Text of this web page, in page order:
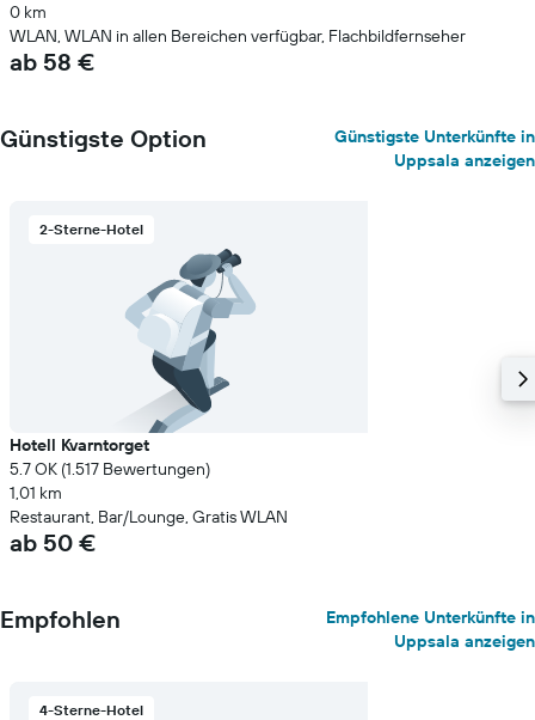
0 km
WLAN, WLAN in allen Bereichen verfügbar, Flachbildfernseher
ab 58 €
Günstigste Option
Günstigste Unterkünfte in
Uppsala anzeigen
2-Sterne-Hotel
Hotell Kvarntorget
5.7 OK (1.517 Bewertungen)
1,01 km
Restaurant, Bar/Lounge, Gratis WLAN
ab 50 €
Empfohlen
Empfohlene Unterkünfte in
Uppsala anzeigen
4-Sterne-Hotel